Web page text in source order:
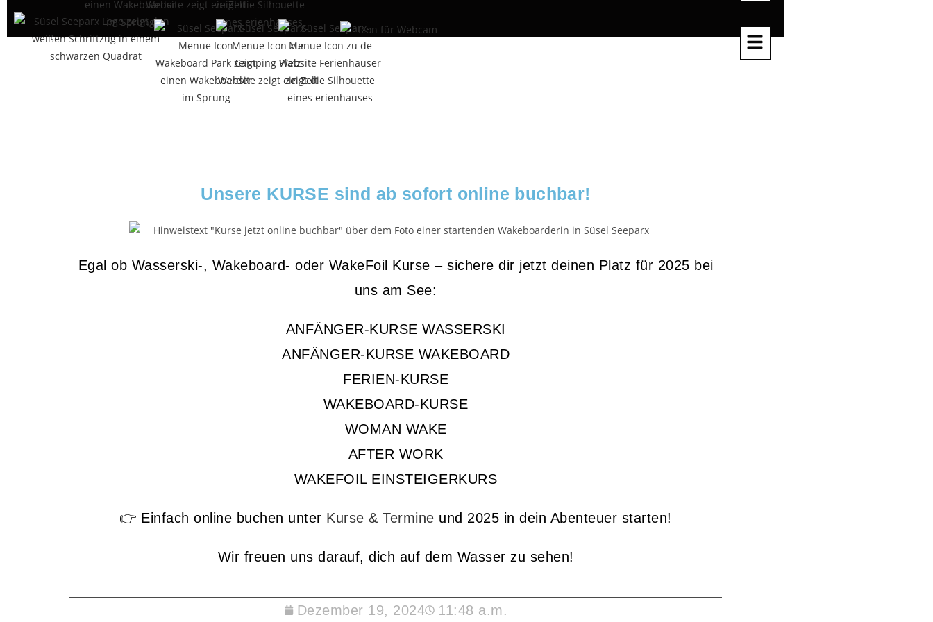
Unsere KURSE sind ab sofort online buchbar!
Egal ob Wasserski-, Wakeboard- oder WakeFoil Kurse – sichere dir jetzt deinen Platz für 2025 bei
uns am See:
ANFÄNGER-KURSE WASSERSKI
ANFÄNGER-KURSE WAKEBOARD
FERIEN-KURSE
WAKEBOARD-KURSE
WOMAN WAKE
AFTER WORK
WAKEFOIL EINSTEIGERKURS
👉 Einfach online buchen unter Kurse & Termine und 2025 in dein Abenteuer starten!
Wir freuen uns darauf, dich auf dem Wasser zu sehen!
Dezember 19, 2024 11:48 a.m.